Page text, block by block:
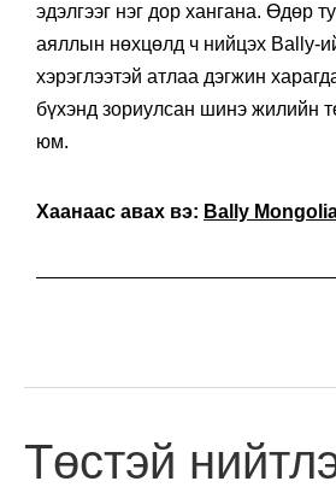
эдэлгээг нэг дор хангана. Өдөр
аяллын нөхцөлд ч нийцэх Bally-
хэрэглээтэй атлаа дэгжин
бүхэнд зориулсан шинэ жилийн
юм.
Хаанаас авах вэ: Bally
Төстэй